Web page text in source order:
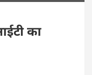
का